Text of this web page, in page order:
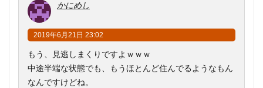
かにめし
2019年6月21日 23:02
もう、見逃しまくりですよｗｗｗ
中途半端な状態でも、もうほとんど住んでるようなもん
なんですけどね。